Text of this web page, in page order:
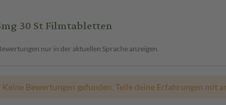
30 St Filmtabletten
nur in der aktuellen Sprache anzeigen.
Keine Bewertungen gefunden. Teile deine Erfahrungen mit